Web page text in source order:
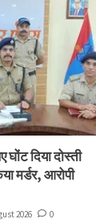
दिया दोस्ती
मर्डर, आरोपी
2026 0